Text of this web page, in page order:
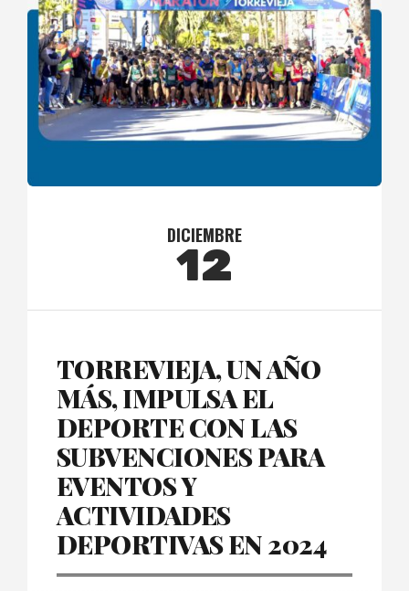
DICIEMBRE
12
TORREVIEJA, UN AÑO
MÁS, IMPULSA EL
DEPORTE CON LAS
SUBVENCIONES PARA
EVENTOS Y
ACTIVIDADES
DEPORTIVAS EN 2024